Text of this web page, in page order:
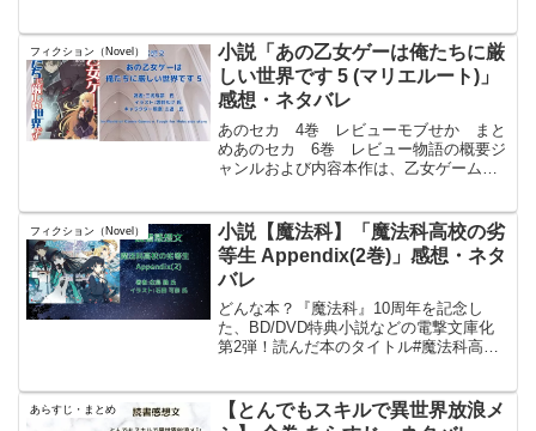
生したことを思い出した貴族の子息ヴェ
ルナーは、本来名前も...
フィクション（Novel）
小説「あの乙女ゲーは俺たちに厳
しい世界です 5 (マリエルート)」
感想・ネタバレ
あのセカ 4巻 レビューモブせか まと
めあのセカ 6巻 レビュー物語の概要ジ
ャンルおよび内容本作は、乙女ゲームの
界ファンタジーである。女尊男卑的な乙
女ゲーム的世界観を...
フィクション（Novel）
小説【魔法科】「魔法科高校の劣
等生 Appendix(2巻)」感想・ネタ
バレ
どんな本？『魔法科』10周年を記念し
た、BD/DVD特典小説などの電撃文庫化
第2弾！読んだ本のタイトル#魔法科高校
Appendix(2)（34）post...
あらすじ・まとめ
【とんでもスキルで異世界放浪メ